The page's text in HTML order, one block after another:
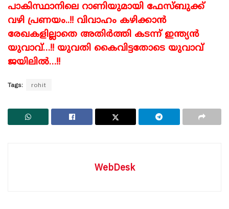
പാകിസ്ഥാനിലെ റാണിയുമായി ഫേസ്ബുക്ക്
വഴി പ്രണയം..!! വിവാഹം കഴിക്കാൻ
രേഖകളില്ലാതെ അതിർത്തി കടന്ന് ഇന്ത്യൻ
യുവാവ്…!! യുവതി കൈവിട്ടതോടെ യുവാവ്
ജയിലിൽ…!!
Tags: rohit
WebDesk